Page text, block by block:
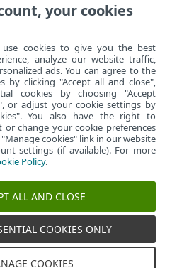
ントタスク> ESET
を送信
の表示
your cookies
cookies to give you the best
analyze our website traffic,
ads. You can agree to the
by clicking "Accept all and close",
cookies by choosing "Accept
or adjust your cookie settings by
You also have the right to
change your cookie preferences
cookies" link in our website
settings (if available). For more
Policy.
ALL AND CLOSE
COOKIES ONLY
COOKIES